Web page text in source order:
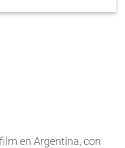
en Argentina, con